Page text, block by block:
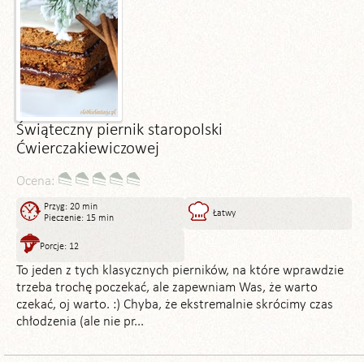
Świąteczny piernik staropolski
Ćwierczakiewiczowej
Ocena:
Przyg: 20 min
Pieczenie: 15 min
Łatwy
Porcje: 12
To jeden z tych klasycznych pierników, na które wprawdzie
trzeba trochę poczekać, ale zapewniam Was, że warto
czekać, oj warto. :) Chyba, że ekstremalnie skrócimy czas
chłodzenia (ale nie pr...